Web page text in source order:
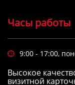
Часы работы
 9:00 - 17:00,
Высокое
визитной